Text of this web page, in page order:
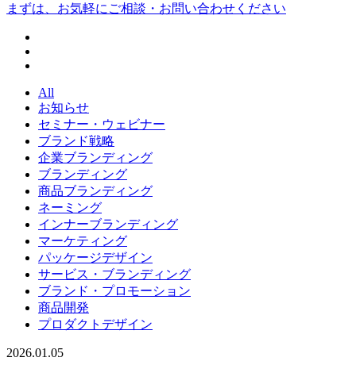
まずは、お気軽にご相談・お問い合わせください
All
お知らせ
セミナー・ウェビナー
ブランド戦略
企業ブランディング
ブランディング
商品ブランディング
ネーミング
インナーブランディング
マーケティング
パッケージデザイン
サービス・ブランディング
ブランド・プロモーション
商品開発
プロダクトデザイン
2026.01.05